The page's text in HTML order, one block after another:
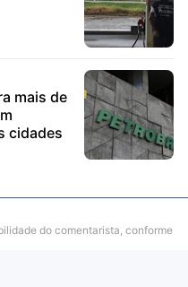
mais de
cidades
do comentarista, conforme